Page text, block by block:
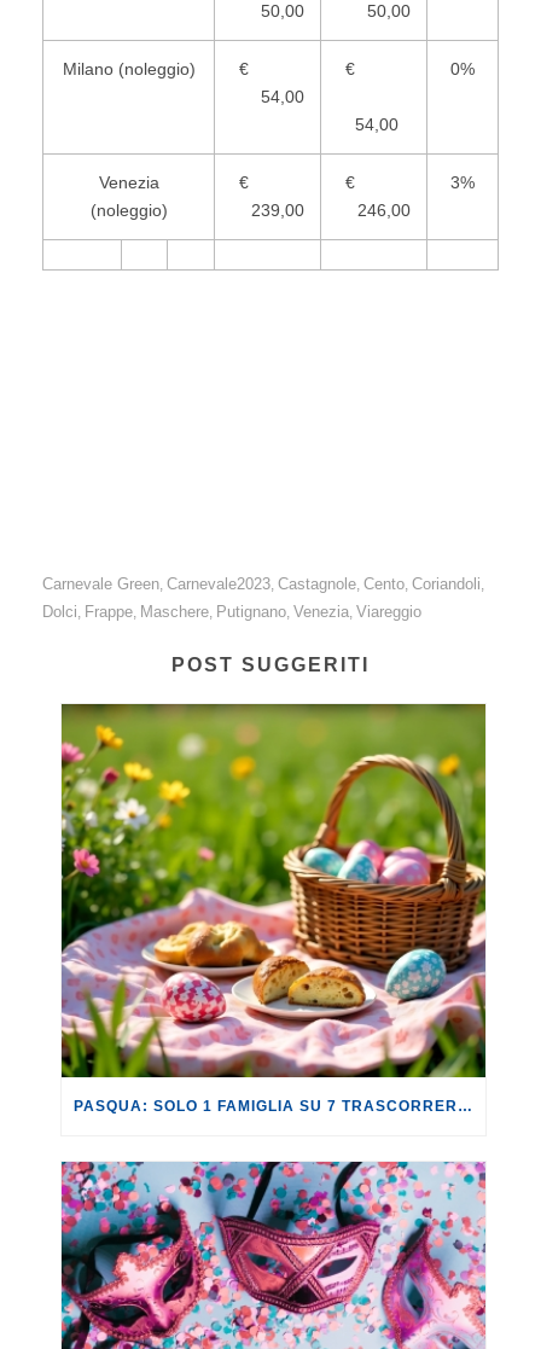
50,00 50,00
Milano (noleggio)
€
54,00
€
54,00
0%
Venezia
(noleggio)
€
239,00
€
246,00
3%
Carnevale Green, Carnevale2023, Castagnole, Cento, Coriandoli,
Dolci, Frappe, Maschere, Putignano, Venezia, Viareggio
POST SUGGERITI
PASQUA: SOLO 1 FAMIGLIA SU 7 TRASCORRERÀ QUESTA FESTIVITÀ LONTANO DA CASA.